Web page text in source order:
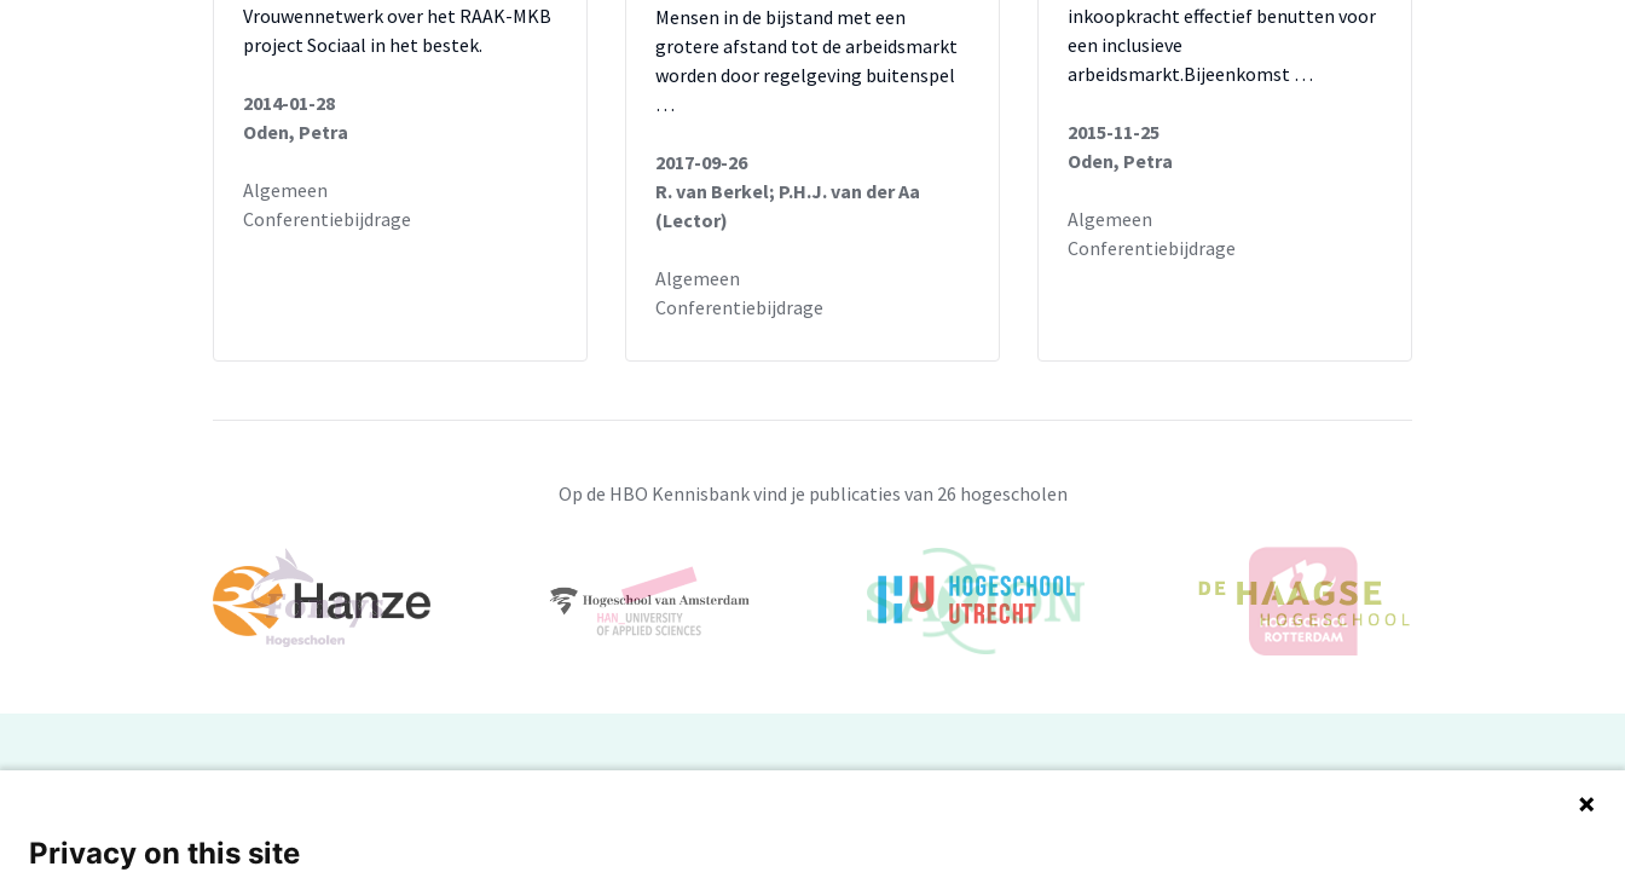
Vrouwennetwerk over het RAAK-MKB
project Sociaal in het bestek.
2014-01-28
Oden, Petra
Algemeen
Conferentiebijdrage
Mensen in de bijstand met een
grotere afstand tot de arbeidsmarkt
worden door regelgeving buitenspel
…
2017-09-26
R. van Berkel; P.H.J. van der Aa
(Lector)
Algemeen
Conferentiebijdrage
inkoopkracht effectief benutten voor
een inclusieve
arbeidsmarkt.Bijeenkomst …
2015-11-25
Oden, Petra
Algemeen
Conferentiebijdrage
Op de HBO Kennisbank vind je publicaties van 26 hogescholen
Powered by SURF
Privacy on this site